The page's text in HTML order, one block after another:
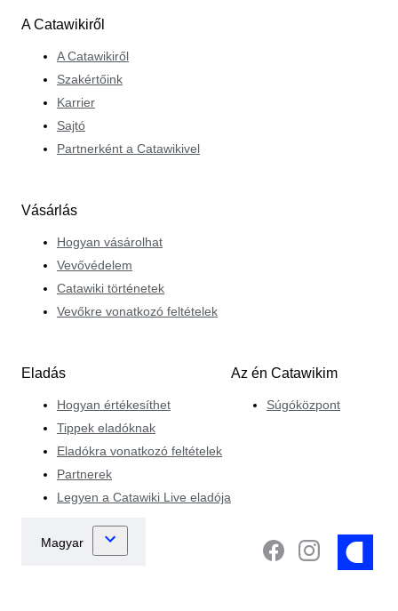
A Catawikiről
A Catawikiről
Szakértőink
Karrier
Sajtó
Partnerként a Catawikivel
Vásárlás
Hogyan vásárolhat
Vevővédelem
Catawiki történetek
Vevőkre vonatkozó feltételek
Eladás
Hogyan értékesíthet
Tippek eladóknak
Eladókra vonatkozó feltételek
Partnerek
Legyen a Catawiki Live eladója
Az én Catawikim
Súgóközpont